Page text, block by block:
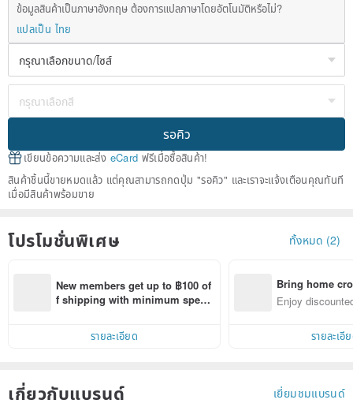
ข้อมูลสินค้าเป็นภาษาอังกฤษ ต้องการแปลภาษาโดยอัตโนมัติหรือไม่?
แปลเป็น ไทย
รอคิว
เขียนข้อความและส่ง eCard ฟรีเมื่อซื้อสินค้า!
สินค้าชิ้นนี้ขายหมดแล้ว แต่คุณสามารถกดปุ่ม "รอคิว" และเราจะแจ้งเตือนคุณทันที
เมื่อมีสินค้าพร้อมขาย
โปรโมชั่นพิเศษ ทั้งหมด (2)
New members get up to ฿100 of
f shipping with minimum spen
within 7 days!
รายละเอียด
Bring home
n with ease
Enjoy
รายละเอี
เกี่ยวกับแบรนด์ เยี่ยมชมแบรนด์